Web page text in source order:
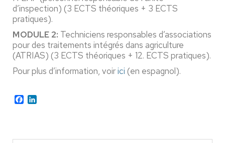
d’inspection) (3 ECTS théoriques + 3 ECTS
pratiques).
MODULE 2: Techniciens responsables d’associations
pour des traitements intégrés dans agriculture
(ATRIAS) (3 ECTS théoriques + 12. ECTS pratiques).
Pour plus d’information, voirici (en espagnol).
Facebook